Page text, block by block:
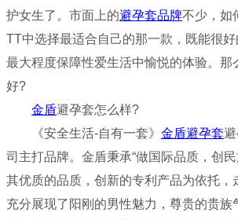
护女生了。市面上的避孕套品牌不少，如
TT中选择最适合自己的那一款，既能很
最大程度保障性爱生活中愉悦的体验。那
好?
金盾避孕套怎么样?
《安全生活-自有一套》 金盾避孕套
司主打品牌。金盾秉承“做国际品质，创
其优质的品质，创新的专利产品为依托，
充分展现了阳刚的男性魅力，尊贵的贵族